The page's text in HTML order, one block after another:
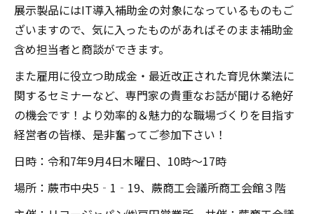
展示製品にはIT導入補助金の対象になっているものもご
ざいますので、気に入ったものがあればそのまま補助金
含め担当者と商談ができます。
また雇用に役立つ助成金・最近改正された育児休業法に
関するセミナーなど、専門家の貴重なお話が聞ける絶好
の機会です！より効率的＆魅力的な職場づくりを目指す
経営者の皆様、是非奮ってご参加下さい！
日時：令和7年9月4日木曜日、10時～17時
場所：蕨市中央5‐1‐19、蕨商工会議所商工会館３階